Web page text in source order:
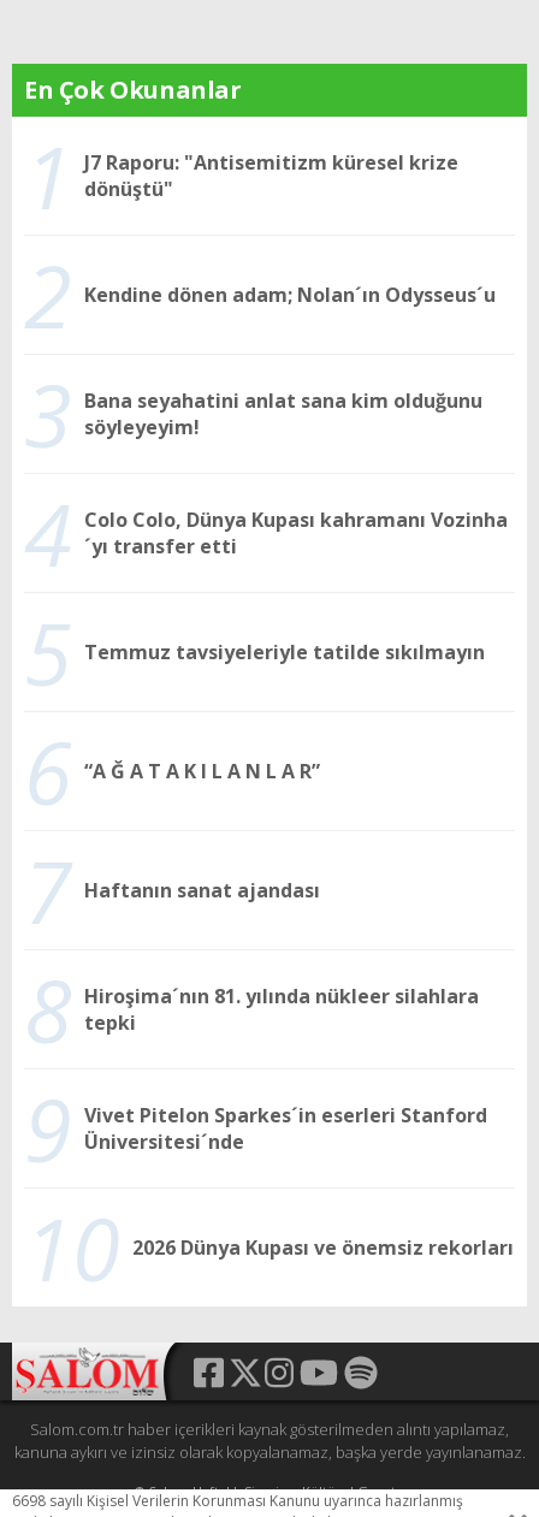
En Çok Okunanlar
1
J7 Raporu: "Antisemitizm küresel krize
dönüştü"
2 Kendine dönen adam; Nolan´ın Odysseus´u
3 Bana seyahatini anlat sana kim olduğunu
söyleyeyim!
4 Colo Colo, Dünya Kupası kahramanı Vozinha
´yı transfer etti
5 Temmuz tavsiyeleriyle tatilde sıkılmayın
6 “A Ğ A T A K I L A N L A R”
7 Haftanın sanat ajandası
8 Hiroşima´nın 81. yılında nükleer silahlara
tepki
9 Vivet Pitelon Sparkes´in eserleri Stanford
Üniversitesi´nde
10 2026 Dünya Kupası ve önemsiz rekorları
Salom.com.tr haber içerikleri kaynak gösterilmeden alıntı yapılamaz,
kanuna aykırı ve izinsiz olarak kopyalanamaz, başka yerde yayınlanamaz.
© Şalom Haftalık Siyasi ve Kültürel Gazete
Tüm hakları saklıdır.
6698 sayılı Kişisel Verilerin Korunması Kanunu uyarınca hazırlanmış